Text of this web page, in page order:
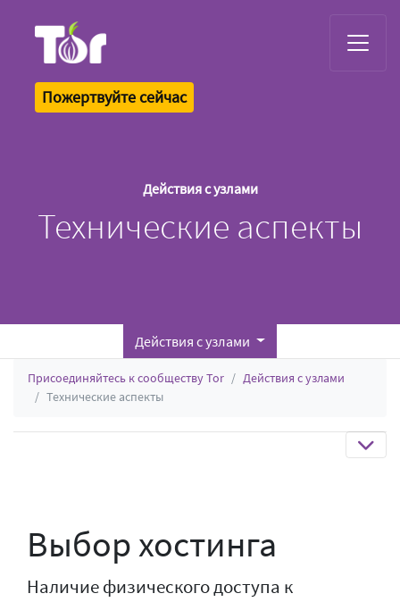
Пожертвуйте сейчас
Действия с узлами
Технические аспекты
Действия с узлами
Присоединяйтесь к сообществу Tor
Действия с узлами
Технические аспекты
Выбор хостинга
Наличие физического доступа к